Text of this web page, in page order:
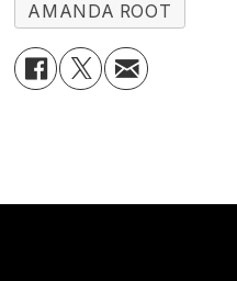
AMANDA ROOT